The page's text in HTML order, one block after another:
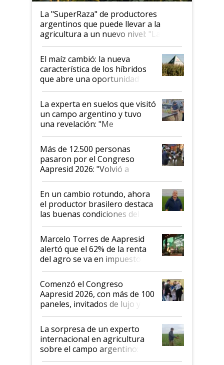
La "SuperRaza" de productores
argentinos que puede llevar a la
agricultura a un nuevo nivel: "Las
posibilidades de crecimiento son
infinitas"
El maíz cambió: la nueva
característica de los híbridos
que abre una oportunidad en
el lote
La experta en suelos que visitó
un campo argentino y tuvo
una revelación: "Me
impresionó mucho"
Más de 12.500 personas
pasaron por el Congreso
Aapresid 2026: "Volvió a
demostrar que hablar del
suelo es hablar de todo el
sistema productivo"
En un cambio rotundo, ahora
el productor brasilero destaca
las buenas condiciones del
agro argentino para invertir:
"Los veo más motivados"
Marcelo Torres de Aapresid
alertó que el 62% de la renta
del agro se va en impuestos:
"No es bueno que en
Argentina se sigan discutiendo
las mismas cosas de hace 50
años"
Comenzó el Congreso
Aapresid 2026, con más de 100
paneles, invitados de lujo y
todas las tendencias
La sorpresa de un experto
internacional en agricultura
sobre el campo argentino:
"Estoy muy impresionado"